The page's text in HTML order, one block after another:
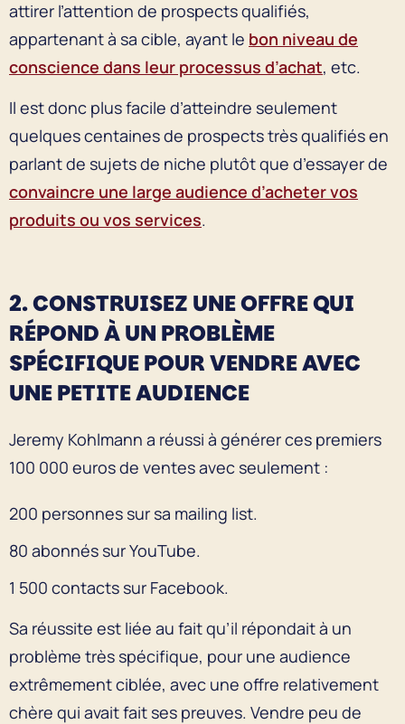
attirer l’attention de prospects qualifiés,
appartenant à sa cible, ayant le bon niveau de
conscience dans leur processus d’achat, etc.
Il est donc plus facile d’atteindre seulement
quelques centaines de prospects très qualifiés en
parlant de sujets de niche plutôt que d’essayer de
convaincre une large audience d’acheter vos
produits ou vos services.
2. CONSTRUISEZ UNE OFFRE QUI
RÉPOND À UN PROBLÈME
SPÉCIFIQUE POUR VENDRE AVEC
UNE PETITE AUDIENCE
Jeremy Kohlmann a réussi à générer ces premiers
100 000 euros de ventes avec seulement :
200 personnes sur sa mailing list.
80 abonnés sur YouTube.
1 500 contacts sur Facebook.
Sa réussite est liée au fait qu’il répondait à un
problème très spécifique, pour une audience
extrêmement ciblée, avec une offre relativement
chère qui avait fait ses preuves. Vendre peu de